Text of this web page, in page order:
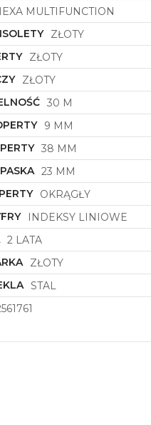
MULTIFUNCTION
ZŁOTY
ZŁOTY
ZŁOTY
30 M
9 MM
38 MM
23 MM
OKRĄGŁY
INDEKSY LINIOWE
2 LATA
ZŁOTY
STAL